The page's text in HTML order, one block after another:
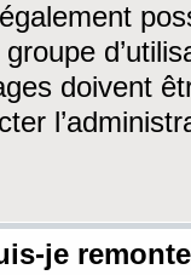
doivent
je